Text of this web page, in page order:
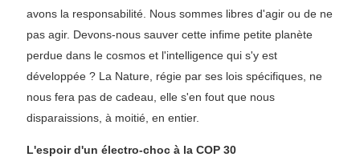
avons la responsabilité. Nous sommes libres d'agir ou de ne
pas agir. Devons-nous sauver cette infime petite planète
perdue dans le cosmos et l'intelligence qui s'y est
développée ? La Nature, régie par ses lois spécifiques, ne
nous fera pas de cadeau, elle s'en fout que nous
disparaissions, à moitié, en entier.
L'espoir d'un électro-choc à la COP 30